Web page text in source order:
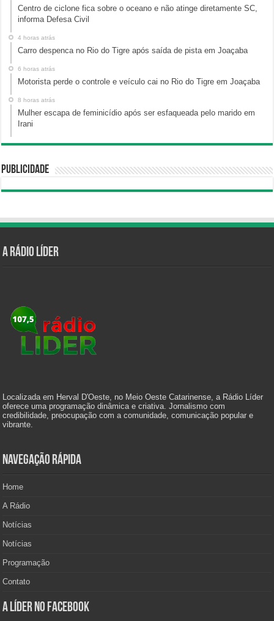
Centro de ciclone fica sobre o oceano e não atinge diretamente SC,
informa Defesa Civil
4 horas atrás
Carro despenca no Rio do Tigre após saída de pista em Joaçaba
6 horas atrás
Motorista perde o controle e veículo cai no Rio do Tigre em Joaçaba
8 horas atrás
Mulher escapa de feminicídio após ser esfaqueada pelo marido em
Irani
Publicidade
A Rádio Líder
Localizada em Herval D'Oeste, no Meio Oeste Catarinense, a Rádio Líder
oferece uma programação dinâmica e criativa. Jornalismo com
credibilidade, preocupação com a comunidade, comunicação popular e
vibrante.
Navegação Rápida
Home
A Rádio
Notícias
Notícias
Programação
Contato
A Líder no Facebook